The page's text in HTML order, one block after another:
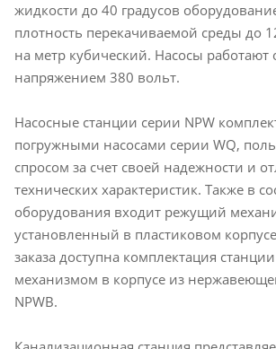
жидкости до 40 градусов
плотность перекачиваемой среды до
на метр кубический. Насосы работают
напряжением 380 вольт.
Насосные станции серии NPW
погружными насосами серии WQ,
спросом за счет своей надежности и
технических характеристик. Также в
оборудования входит режущий
установленный в пластиковом
заказа доступна комплектация
механизмом в корпусе из
NPWB.